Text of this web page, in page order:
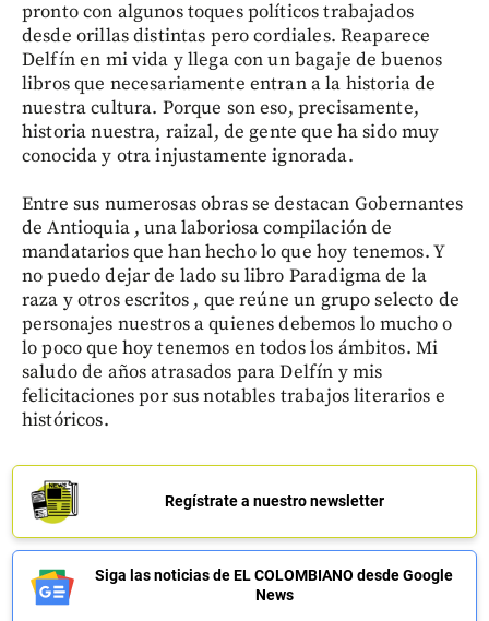
pronto con algunos toques políticos trabajados
desde orillas distintas pero cordiales. Reaparece
Delfín en mi vida y llega con un bagaje de buenos
libros que necesariamente entran a la historia de
nuestra cultura. Porque son eso, precisamente,
historia nuestra, raizal, de gente que ha sido muy
conocida y otra injustamente ignorada.
Entre sus numerosas obras se destacan Gobernantes
de Antioquia , una laboriosa compilación de
mandatarios que han hecho lo que hoy tenemos. Y
no puedo dejar de lado su libro Paradigma de la
raza y otros escritos , que reúne un grupo selecto de
personajes nuestros a quienes debemos lo mucho o
lo poco que hoy tenemos en todos los ámbitos. Mi
saludo de años atrasados para Delfín y mis
felicitaciones por sus notables trabajos literarios e
históricos.
Regístrate a nuestro newsletter
Siga las noticias de EL COLOMBIANO desde Google
News